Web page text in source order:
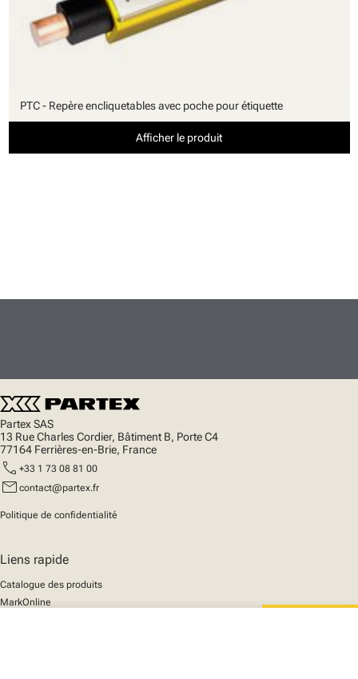
PTC - Repère encliquetables avec poche pour étiquette
Afficher le produit
Partex SAS
13 Rue Charles Cordier, Bâtiment B, Porte C4
77164 Ferrières-en-Brie, France
call +33 1 73 08 81 00
mail contact@partex.fr
Politique de confidentialité
Liens rapide
Catalogue des produits
MarkOnline